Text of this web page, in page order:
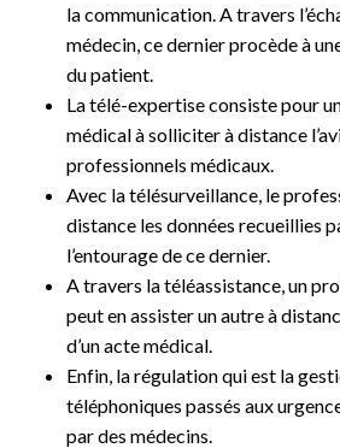
la communication. A travers
médecin, ce dernier procède à
du patient.
La télé-expertise consiste pour
médical à solliciter à distance
professionnels médicaux.
Avec la télésurveillance, le
distance les données recueillies
l’entourage de ce dernier.
A travers la téléassistance, un
peut en assister un autre à
d’un acte médical.
Enfin, la régulation qui est la
téléphoniques passés aux
par des médecins.